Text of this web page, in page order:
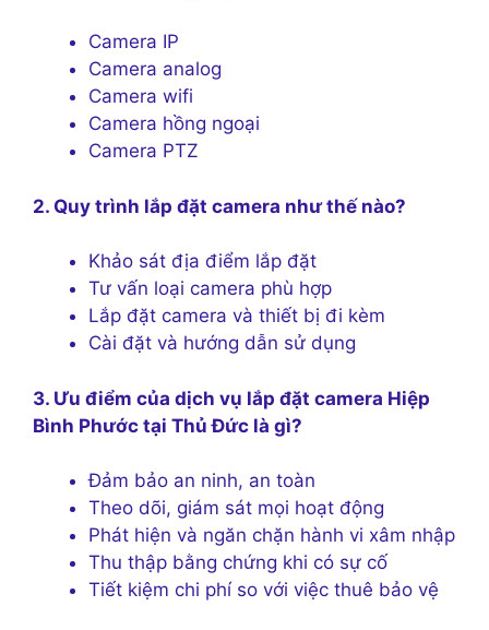
Camera IP
Camera analog
Camera wifi
Camera hồng ngoại
Camera PTZ
2. Quy trình lắp đặt camera như thế nào?
Khảo sát địa điểm lắp đặt
Tư vấn loại camera phù hợp
Lắp đặt camera và thiết bị đi kèm
Cài đặt và hướng dẫn sử dụng
3. Ưu điểm của dịch vụ lắp đặt camera Hiệp
Bình Phước tại Thủ Đức là gì?
Đảm bảo an ninh, an toàn
Theo dõi, giám sát mọi hoạt động
Phát hiện và ngăn chặn hành vi xâm nhập
Thu thập bằng chứng khi có sự cố
Tiết kiệm chi phí so với việc thuê bảo vệ